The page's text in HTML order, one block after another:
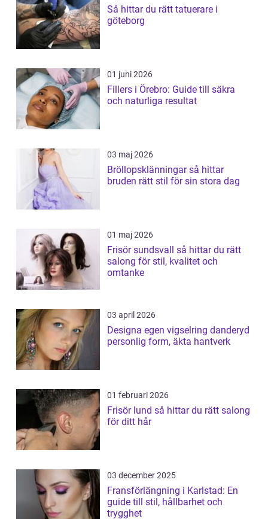
Så hittar du rätt tatuerare i
göteborg
01 juni 2026
Fillers i Örebro: Guide till säkra
och naturliga resultat
03 maj 2026
Bröllopsklänningar så hittar
bruden rätt stil för sin stora dag
01 maj 2026
Frisör sundsvall så hittar du rätt
salong för stil, kvalitet och
omtanke
03 april 2026
Designa egen vigselring danderyd
personlig form, äkta hantverk
01 februari 2026
Frisör lund så hittar du rätt salong
för ditt hår
03 december 2025
Fransförlängning i Karlstad: En
guide till stil, hållbarhet och
trygghet